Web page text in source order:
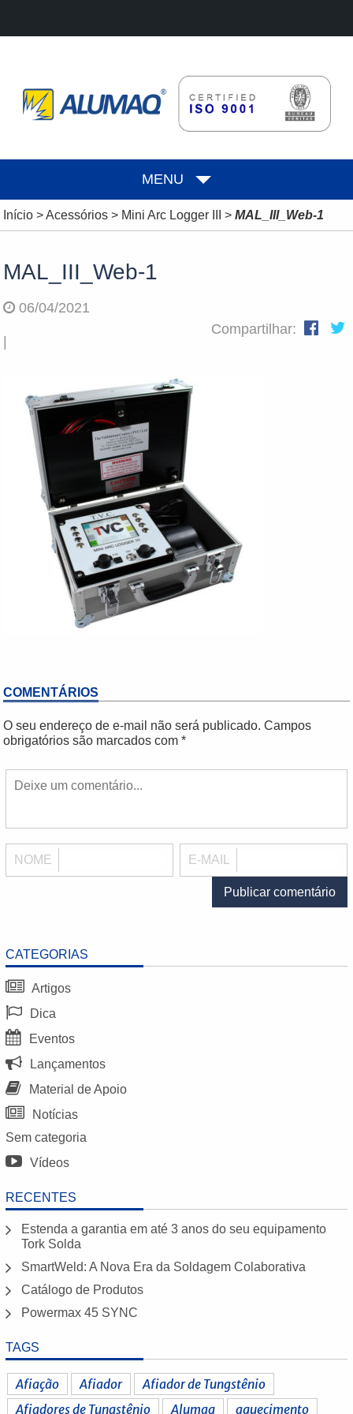
MENU
Início>Acessórios> Mini Arc Logger III > MAL_III_Web-1
CATEGORIAS
Artigos
Dica
Eventos
Lançamentos
Material de Apoio
Notícias
Sem categoria
Vídeos
RECENTES
Estenda a garantia em até 3 anos do seu equipamento
Tork Solda
SmartWeld: A Nova Era da Soldagem Colaborativa
Catálogo de Produtos
Powermax 45 SYNC
TAGS
Afiação Afiador
Afiador de Tungstênio
Afiadores de Tungstênio
Alumaq aquecimento
MAL_III_Web-1
06/04/2021
|
Compartilhar:
COMENTÁRIOS
O seu endereço de e-mail não será publicado. Campos
obrigatórios são marcados com *
NOME E-MAIL